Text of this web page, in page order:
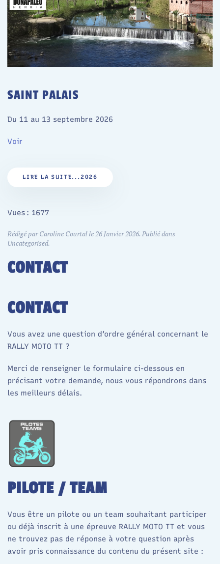
SAINT PALAIS
Du 11 au 13 septembre 2026
Voir
LIRE LA SUITE...2026
Vues : 1677
Rédigé par Caroline Courtal le26 Janvier 2026. Publié dans
Uncategorised.
CONTACT
CONTACT
Vous avez une question d’ordre général concernant le
RALLY MOTO TT ?
Merci de renseigner le formulaire ci-dessous en
précisant votre demande, nous vous répondrons dans
les meilleurs délais.
PILOTE / TEAM
Vous être un pilote ou un team souhaitant participer
ou déjà inscrit à une épreuve RALLY MOTO TT et vous
ne trouvez pas de réponse à votre question après
avoir pris connaissance du contenu du présent site :